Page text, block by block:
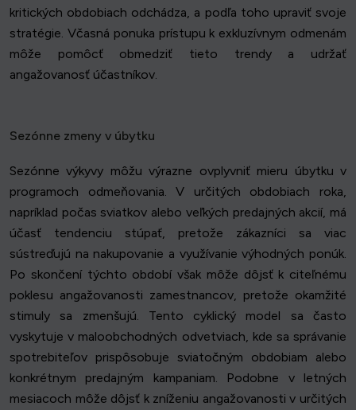
kritických obdobiach odchádza, a podľa toho upraviť svoje
stratégie. Včasná ponuka prístupu k exkluzívnym odmenám
môže pomôcť obmedziť tieto trendy a udržať
angažovanosť účastníkov.
Sezónne zmeny v úbytku
Sezónne výkyvy môžu výrazne ovplyvniť mieru úbytku v
programoch odmeňovania. V určitých obdobiach roka,
napríklad počas sviatkov alebo veľkých predajných akcií, má
účasť tendenciu stúpať, pretože zákazníci sa viac
sústreďujú na nakupovanie a využívanie výhodných ponúk.
Po skončení týchto období však môže dôjsť k citeľnému
poklesu angažovanosti zamestnancov, pretože okamžité
stimuly sa zmenšujú. Tento cyklický model sa často
vyskytuje v maloobchodných odvetviach, kde sa správanie
spotrebiteľov prispôsobuje sviatočným obdobiam alebo
konkrétnym predajným kampaniam. Podobne v letných
mesiacoch môže dôjsť k zníženiu angažovanosti v určitých